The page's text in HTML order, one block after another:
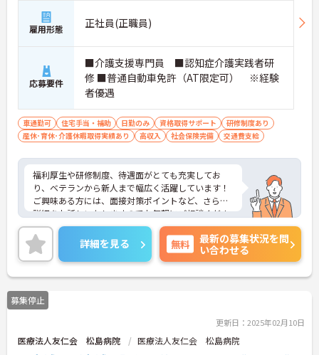
雇用形態 正社員(正職員)
応募要件
■介護支援専門員 ■認知症介護実践者研
修 ■普通自動車免許（AT限定可） ※経験
者優遇
車通勤可 住宅手当・補助 日勤のみ 資格取得サポート
研修制度あり
産休･育休･介護休暇取得実績あり
高収入 社会保険完備 交通費支給
福利厚生や研修制度、待遇面がとても充実してお
り、ベテランから新人まで幅広く活躍しています！
ご興味ある方には、面接対策ポイントなど、さらに
詳細をお話しいたしますのでお気軽にご相談くださ
い！
詳細を見る 無料
最新の募集状況を問
い合わせる
募集停止
更新日：2025年02月10日
医療法人友仁会 松島病院 医療法人友仁会 松島病院